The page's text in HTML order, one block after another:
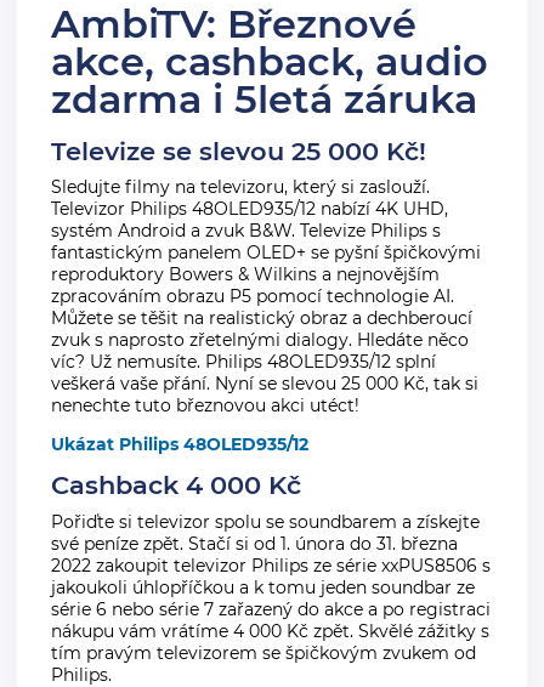
AmbiTV: Březnové
akce, cashback, audio
zdarma i 5letá záruka
Televize se slevou 25 000 Kč!
Sledujte filmy na televizoru, který si zaslouží.
Televizor Philips 48OLED935/12 nabízí 4K UHD,
systém Android a zvuk B&W. Televize Philips s
fantastickým panelem OLED+ se pyšní špičkovými
reproduktory Bowers & Wilkins a nejnovějším
zpracováním obrazu P5 pomocí technologie AI.
Můžete se těšit na realistický obraz a dechberoucí
zvuk s naprosto zřetelnými dialogy. Hledáte něco
víc? Už nemusíte. Philips 48OLED935/12 splní
veškerá vaše přání. Nyní se slevou 25 000 Kč, tak si
nenechte tuto březnovou akci utéct!
Ukázat Philips 48OLED935/12
Cashback 4 000 Kč
Pořiďte si televizor spolu se soundbarem a získejte
své peníze zpět. Stačí si od 1. února do 31. března
2022 zakoupit televizor Philips ze série xxPUS8506 s
jakoukoli úhlopříčkou a k tomu jeden soundbar ze
série 6 nebo série 7 zařazený do akce a po registraci
nákupu vám vrátíme 4 000 Kč zpět. Skvělé zážitky s
tím pravým televizorem se špičkovým zvukem od
Philips.